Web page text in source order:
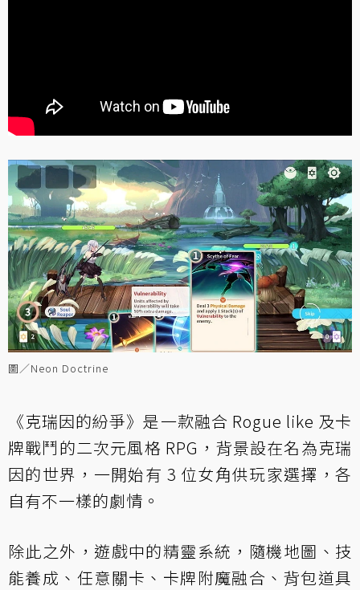
圖／Neon Doctrine
《克瑞因的紛爭》是一款融合 Rogue like 及卡
牌戰鬥的二次元風格 RPG，背景設在名為克瑞
因的世界，一開始有 3 位女角供玩家選擇，各
自有不一樣的劇情。
除此之外，遊戲中的精靈系統，隨機地圖、技
能養成、任意關卡、卡牌附魔融合、背包道具